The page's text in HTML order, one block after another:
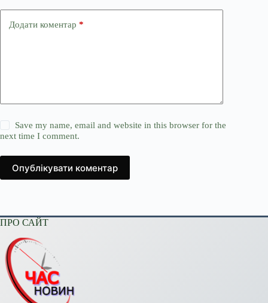
Додати коментар *
Save my name, email and website in this browser for the
next time I comment.
Опублікувати коментар
ПРО САЙТ